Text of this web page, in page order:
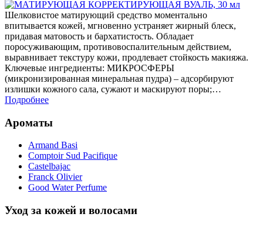
Шелковистое матирующий средство моментально
впитывается кожей, мгновенно устраняет жирный блеск,
придавая матовость и бархатистость. Обладает
поросуживающим, противовоспалительным действием,
выравнивает текстуру кожи, продлевает стойкость макияжа.
Ключевые ингредиенты: МИКРОСФЕРЫ
(микронизированная минеральная пудра) – адсорбируют
излишки кожного сала, сужают и маскируют поры;…
Подробнее
Ароматы
Armand Basi
Comptoir Sud Pacifique
Castelbajac
Franck Olivier
Good Water Perfume
Уход за кожей и волосами